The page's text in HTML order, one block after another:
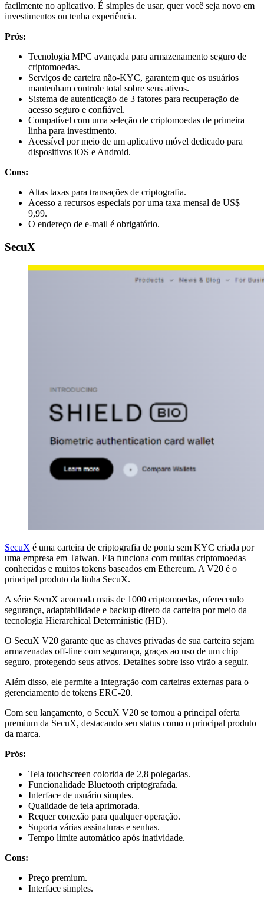
facilmente no aplicativo. É simples de usar, quer você seja novo em
investimentos ou tenha experiência.
Prós:
Tecnologia MPC avançada para armazenamento seguro de
criptomoedas.
Serviços de carteira não-KYC, garantem que os usuários
mantenham controle total sobre seus ativos.
Sistema de autenticação de 3 fatores para recuperação de
acesso seguro e confiável.
Compatível com uma seleção de criptomoedas de primeira
linha para investimento.
Acessível por meio de um aplicativo móvel dedicado para
dispositivos iOS e Android.
Cons:
Altas taxas para transações de criptografia.
Acesso a recursos especiais por uma taxa mensal de US$
9,99.
O endereço de e-mail é obrigatório.
SecuX
SecuX é uma carteira de criptografia de ponta sem KYC criada por
uma empresa em Taiwan. Ela funciona com muitas criptomoedas
conhecidas e muitos tokens baseados em Ethereum. A V20 é o
principal produto da linha SecuX.
A série SecuX acomoda mais de 1000 criptomoedas, oferecendo
segurança, adaptabilidade e backup direto da carteira por meio da
tecnologia Hierarchical Deterministic (HD).
O SecuX V20 garante que as chaves privadas de sua carteira sejam
armazenadas off-line com segurança, graças ao uso de um chip
seguro, protegendo seus ativos. Detalhes sobre isso virão a seguir.
Além disso, ele permite a integração com carteiras externas para o
gerenciamento de tokens ERC-20.
Com seu lançamento, o SecuX V20 se tornou a principal oferta
premium da SecuX, destacando seu status como o principal produto
da marca.
Prós:
Tela touchscreen colorida de 2,8 polegadas.
Funcionalidade Bluetooth criptografada.
Interface de usuário simples.
Qualidade de tela aprimorada.
Requer conexão para qualquer operação.
Suporta várias assinaturas e senhas.
Tempo limite automático após inatividade.
Cons:
Preço premium.
Interface simples.